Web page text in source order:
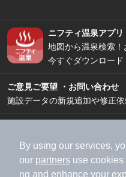
By using our services,
our partners use cookies
ng and enhance your
ニフティ温泉アプリ
地図から温泉検索！
今すぐダウンロード
ご意見ご要望 ・お問い合わせ
施設データの新規追加や修正
加盟店募集（資料
利用規約
ライフ